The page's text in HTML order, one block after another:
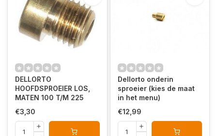
DELLORTO
HOOFDSPROEIER LOS,
MATEN 100 T/M 225
€3,30
Dellorto onderin
sproeier (kies de maat
in het menu)
€12,99